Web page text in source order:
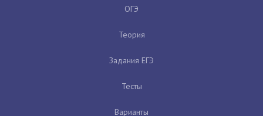
ОГЭ
Теория
Задания ЕГЭ
Тесты
Варианты